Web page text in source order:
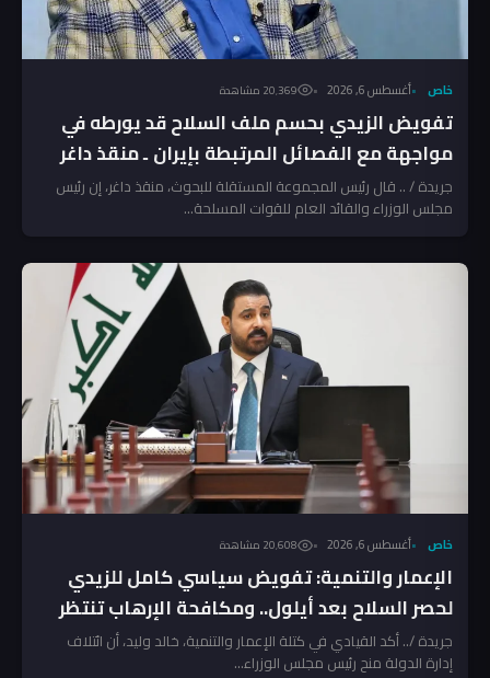
خاص أغسطس 6, 2026 20٬369 مشاهدة
تفويض الزيدي بحسم ملف السلاح قد يورطه في
مواجهة مع الفصائل المرتبطة بإيران ـ منقذ داغر
جريدة / .. قال رئيس المجموعة المستقلة للبحوث، منقذ داغر، إن رئيس
مجلس الوزراء والقائد العام للقوات المسلحة...
خاص أغسطس 6, 2026 20٬608 مشاهدة
الإعمار والتنمية: تفويض سياسي كامل للزيدي
لحصر السلاح بعد أيلول.. ومكافحة الإرهاب تنتظر
المخالفين!
جريدة /.. أكد القيادي في كتلة الإعمار والتنمية، خالد وليد، أن ائتلاف
إدارة الدولة منح رئيس مجلس الوزراء...